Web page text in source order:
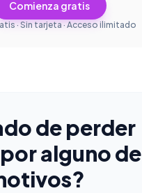
Comienza gratis
· Sin tarjeta · Acceso ilimitado
de perder
alguno de